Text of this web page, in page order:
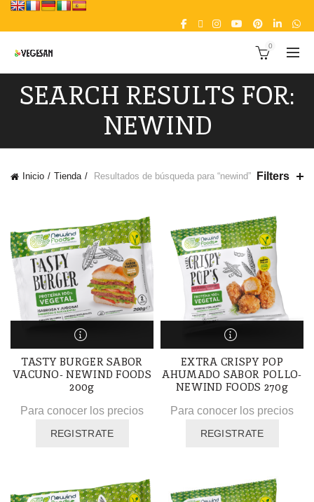
0
SEARCH RESULTS FOR:
NEWIND
Inicio Tienda Resultados de búsqueda para “newind” Filters
TASTY BURGER SABOR
VACUNO- NEWIND FOODS
200g
Para conocer los precios
REGISTRATE
EXTRA CRISPY POP
AHUMADO SABOR POLLO-
NEWIND FOODS 270g
Para conocer los precios
REGISTRATE